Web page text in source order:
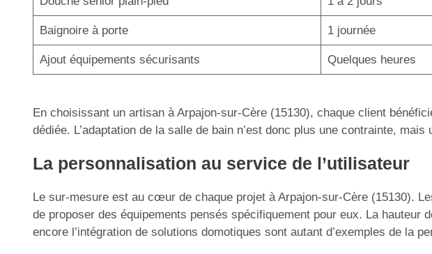
Baignoire à porte 1 journée
Ajout équipements sécurisants Quelques heures
En choisissant un artisan à Arpajon-sur-Cère (15130), chaque client
dédiée. L’adaptation de la salle de bain n’est donc plus une contrainte,
La personnalisation au service de l’utilisateur
Le sur-mesure est au cœur de chaque projet à Arpajon-sur-Cère (15130).
de proposer des équipements pensés spécifiquement pour eux. La
encore l’intégration de solutions domotiques sont autant d’exemples de la